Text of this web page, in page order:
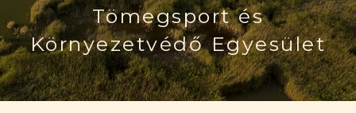
Tömegsport és
Környezetvédő Egyesület